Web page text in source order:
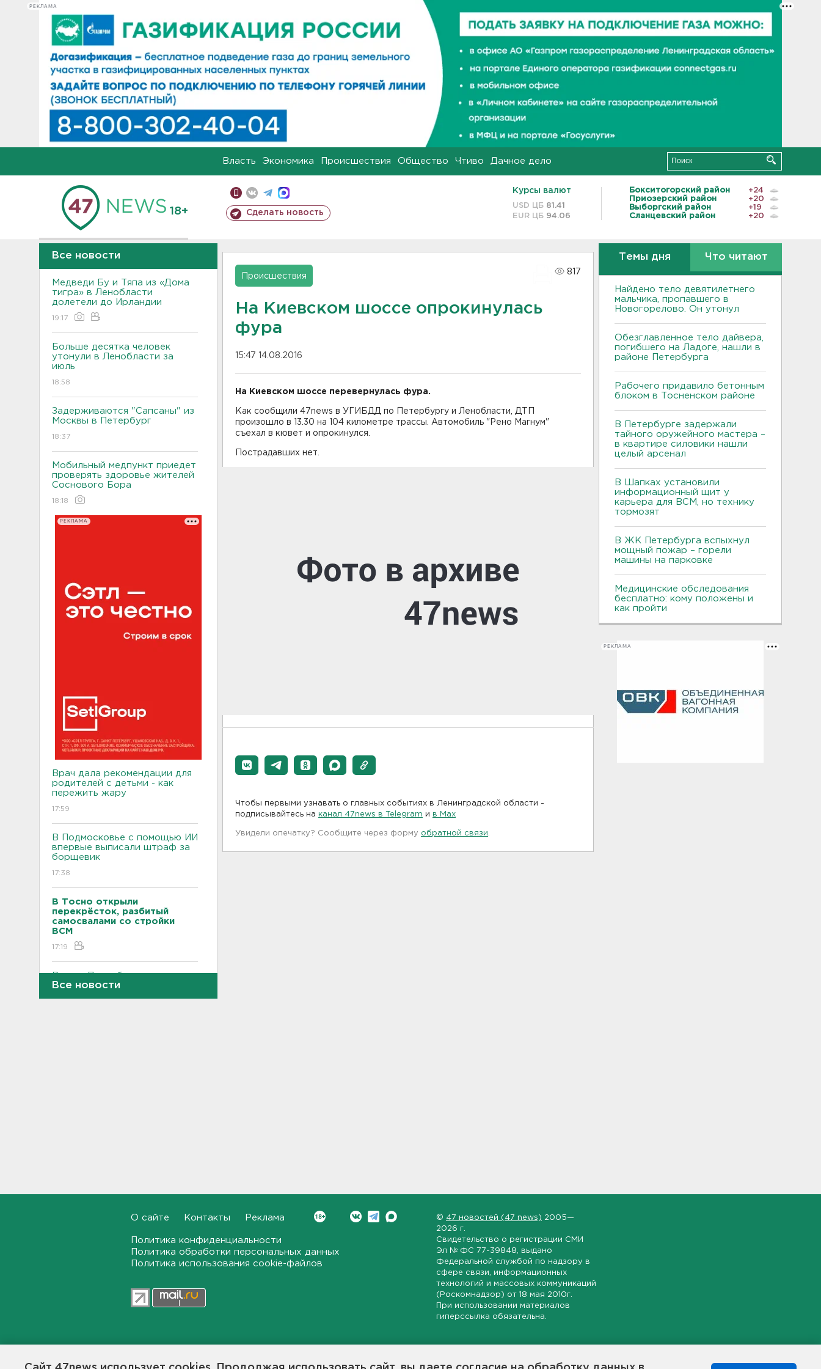
РЕКЛАМА
Власть Экономика Происшествия Общество Чтиво Дачное дело
18+ Сделать новость
Курсы валют
USD ЦБ 81.41
EUR ЦБ 94.06
Бокситогорский район
+24
Приозерский район
+20
Выборгский район
+19
Сланцевский район
+20
Все новости
Медведи Бу и Тяпа из «Дома
тигра» в Ленобласти
долетели до Ирландии
19:17
Больше десятка человек
утонули в Ленобласти за
июль
18:58
Задерживаются "Сапсаны" из
Москвы в Петербург
18:37
Мобильный медпункт приедет
проверять здоровье жителей
Соснового Бора
18:18
РЕКЛАМА
Врач дала рекомендации для
родителей с детьми - как
пережить жару
17:59
В Подмосковье с помощью ИИ
впервые выписали штраф за
борщевик
17:38
В Тосно открыли
перекрёсток, разбитый
самосвалами со стройки
ВСМ
17:19
В вузы Петербурга по квоте
для участников СВО и их
В магазин — с арматурой. В
складах
Все новости
Происшествия
817
На Киевском шоссе опрокинулась
фура
15:47 14.08.2016
На Киевском шоссе перевернулась фура.
Как сообщили 47news в УГИБДД по Петербургу и Ленобласти, ДТП
произошло в 13.30 на 104 километре трассы. Автомобиль "Рено Магнум"
съехал в кювет и опрокинулся.
Пострадавших нет.
Чтобы первыми узнавать о главных событиях в Ленинградской области -
подписывайтесь на канал 47news в Telegram и в Maх
Увидели опечатку? Сообщите через форму обратной связи
Темы дня Что читают
Найдено тело девятилетнего
мальчика, пропавшего в
Новогорелово. Он утонул
Обезглавленное тело дайвера,
погибшего на Ладоге, нашли в
районе Петербурга
Рабочего придавило бетонным
блоком в Тосненском районе
В Петербурге задержали
тайного оружейного мастера –
в квартире силовики нашли
целый арсенал
В Шапках установили
информационный щит у
карьера для ВСМ, но технику
тормозят
В ЖК Петербурга вспыхнул
мощный пожар – горели
машины на парковке
Медицинские обследования
бесплатно: кому положены и
как пройти
РЕКЛАМА
О сайте Контакты Реклама
Политика конфиденциальности
Политика обработки персональных данных
Политика использования cookie-файлов
© 47 новостей (47 news) 2005—
2026 г.
Свидетельство о регистрации СМИ
Эл № ФС 77-39848 , выдано
Федеральной службой по надзору в
сфере связи, информационных
технологий и массовых коммуникаций
(Роскомнадзор) от 18 мая 2010г.
При использовании материалов
гиперссылка обязательна.
общественной жизни в Ленинградской области, экономической и инвестиционной активности в регионе.